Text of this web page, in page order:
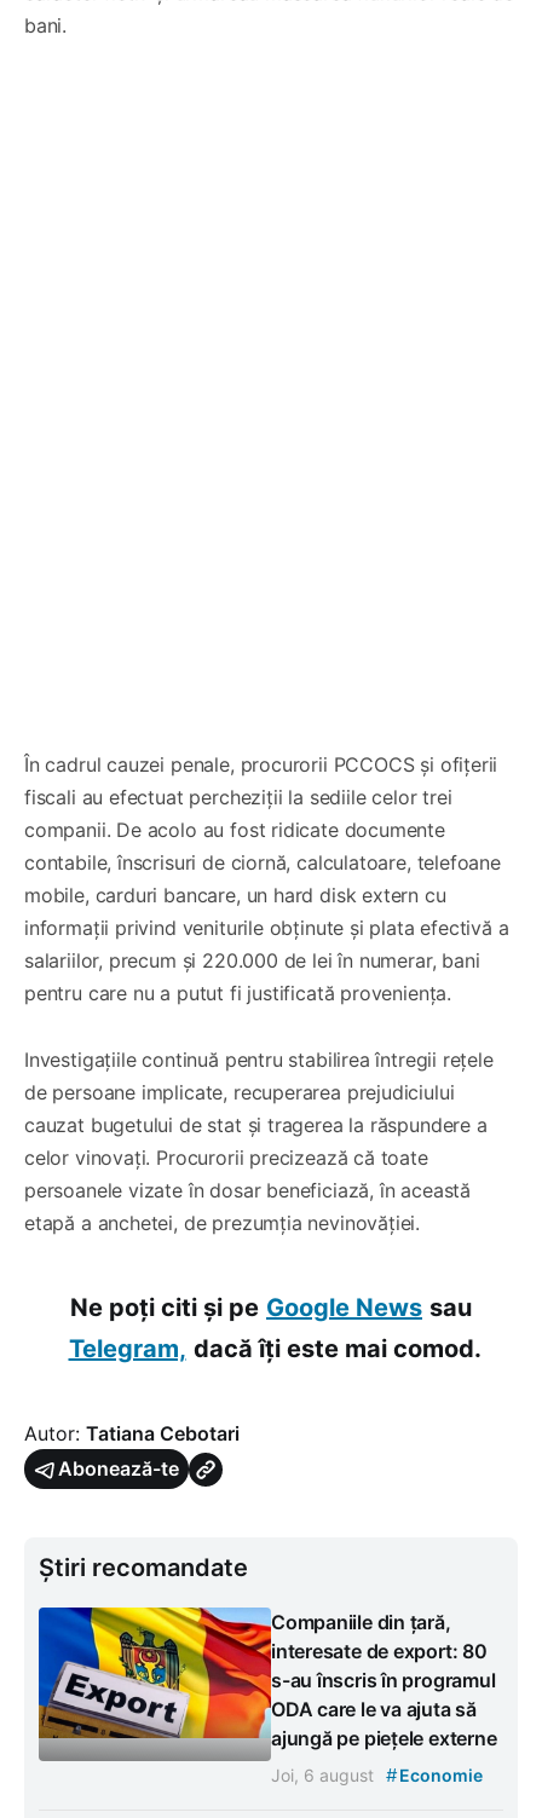
bani.
În cadrul cauzei penale, procurorii PCCOCS și ofițerii
fiscali au efectuat percheziții la sediile celor trei
companii. De acolo au fost ridicate documente
contabile, înscrisuri de ciornă, calculatoare, telefoane
mobile, carduri bancare, un hard disk extern cu
informații privind veniturile obținute și plata efectivă a
salariilor, precum și 220.000 de lei în numerar, bani
pentru care nu a putut fi justificată proveniența.
Investigațiile continuă pentru stabilirea întregii rețele
de persoane implicate, recuperarea prejudiciului
cauzat bugetului de stat și tragerea la răspundere a
celor vinovați. Procurorii precizează că toate
persoanele vizate în dosar beneficiază, în această
etapă a anchetei, de prezumția nevinovăției.
Ne poți citi și pe Google News sau
Telegram, dacă îți este mai comod.
Autor: Tatiana Cebotari
Abonează-te
Știri recomandate
Companiile din țară,
interesate de export: 80
s-au înscris în programul
ODA care le va ajuta să
ajungă pe piețele externe
Joi, 6 august #Economie